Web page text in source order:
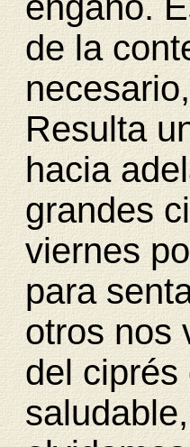
de la
Resulta
hacia
grandes
viernes
para
otros nos
del ciprés